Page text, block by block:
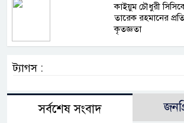
কাইয়ুম চৌধুরী
তারেক রহমানের
কৃতজ্ঞতা
ট্যাগস :
সর্বশেষ সংবাদ